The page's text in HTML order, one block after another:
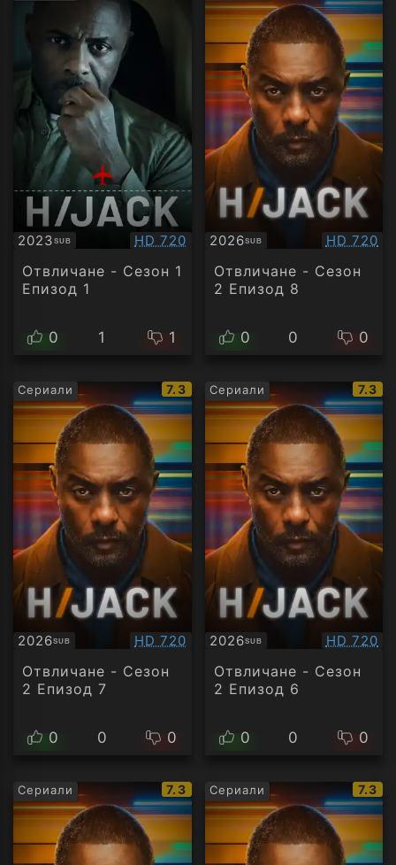
2023SUB
Субтитри Качество:
HD 720
Отвличане - Сезон 1
Епизод 1
0 1 1
2026SUB
Субтитри HD 720
Отвличане - Сезон
2 Епизод 8
0 0 0
Сериали
IMDb
рейтинг:
7.3
2026SUB
Субтитри Качество:
HD 720
Отвличане - Сезон
2 Епизод 7
0 0 0
Сериали
IMDb
7.3
2026SUB
Субтитри HD 720
Отвличане - Сезон
2 Епизод 6
0 0 0
Сериали
IMDb
рейтинг:
7.3 Сериали
IMDb
7.3